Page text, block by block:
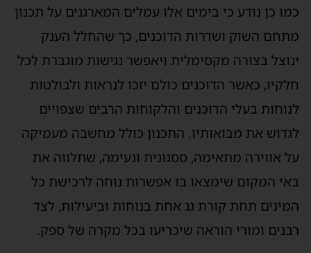
כן נודע כי בימים אלו עמלים המארגנים על תכנון
השוק ושדרות הדוכנים, כך שהחלל הענק
בצורה מקסימלית ויאפשר נגישות מוגברת לכל
כאשר הדוכנים כולם יזכו לנראות ולבולטות
בעלי הדוכנים והלקוחות הרבים שצפויים
את מבואותיו. התכנון כולל מחשבה מעמיקה
אווירה מתאימה, ססגונית ונעימה, שתלווה את
המקום שימצאו בו אפשרות נוחה לרכישת כל
תחת קורת גג אחת בנוחות וביעילות, לצד
ומורי הוראה שיכריעו בכל מקרה של ספק.